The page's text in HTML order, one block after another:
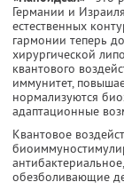
Германии и
естественных
гармонии теперь
хирургической
квантового
иммунитет,
нормализуются
адаптационные
Квантовое
обезболивающие